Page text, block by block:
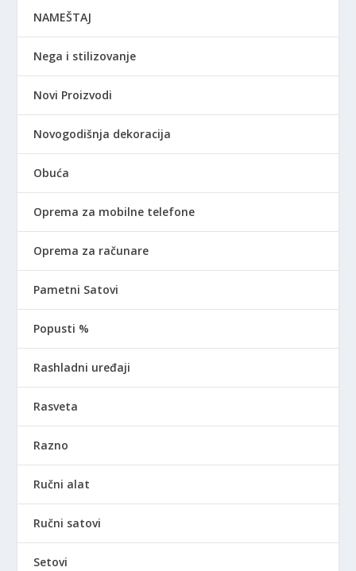
NAMEŠTAJ
Nega i stilizovanje
Novi Proizvodi
Novogodišnja dekoracija
Obuća
Oprema za mobilne telefone
Oprema za računare
Pametni Satovi
Popusti %
Rashladni uređaji
Rasveta
Razno
Ručni alat
Ručni satovi
Setovi